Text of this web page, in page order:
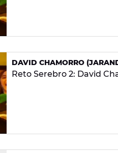
DAVID CHAMORRO
Reto Serebro 2: David